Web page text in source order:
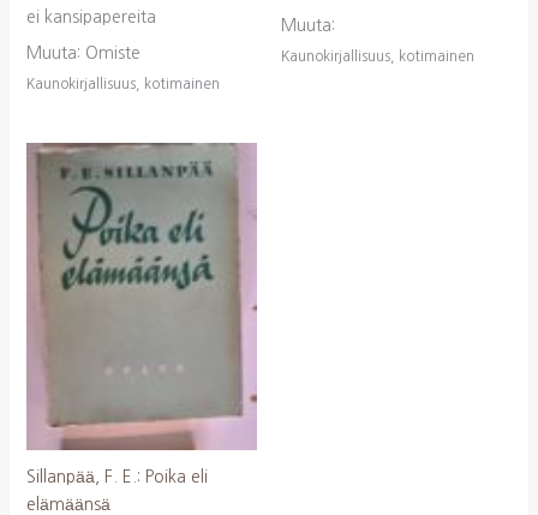
ei kansipapereita
Muuta: Omiste
Kaunokirjallisuus, kotimainen
Muuta:
Kaunokirjallisuus, kotimainen
Sillanpää, F. E.: Poika eli
elämäänsä